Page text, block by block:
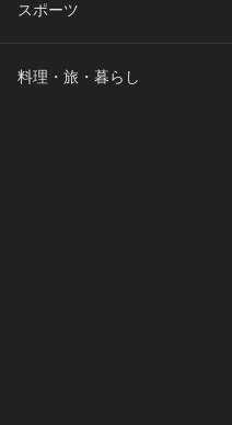
スポーツ
料理・旅・暮らし